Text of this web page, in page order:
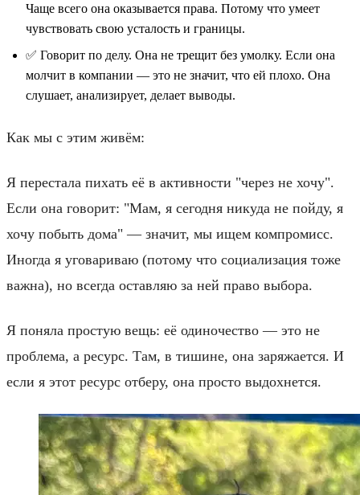
Чаще всего она оказывается права. Потому что умеет
чувствовать свою усталость и границы.
✅ Говорит по делу. Она не трещит без умолку. Если она
молчит в компании — это не значит, что ей плохо. Она
слушает, анализирует, делает выводы.
Как мы с этим живём:
Я перестала пихать её в активности "через не хочу".
Если она говорит: "Мам, я сегодня никуда не пойду, я
хочу побыть дома" — значит, мы ищем компромисс.
Иногда я уговариваю (потому что социализация тоже
важна), но всегда оставляю за ней право выбора.
Я поняла простую вещь: её одиночество — это не
проблема, а ресурс. Там, в тишине, она заряжается. И
если я этот ресурс отберу, она просто выдохнется.